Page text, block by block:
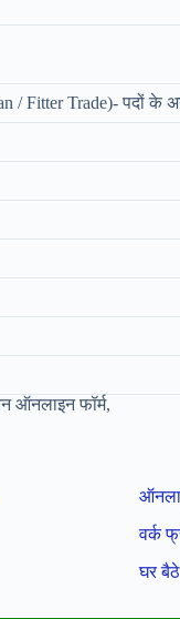
/ Fitter Trade)- पदों के
ऑनलाइन फॉर्म,
वर्क
घर